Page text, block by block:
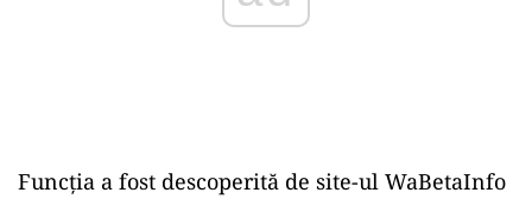
Funcția a fost descoperită de site-ul WaBetaInfo